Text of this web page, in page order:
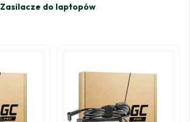
Zasilacze do laptopów